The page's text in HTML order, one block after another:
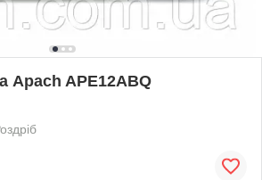
Apach APE12ABQ